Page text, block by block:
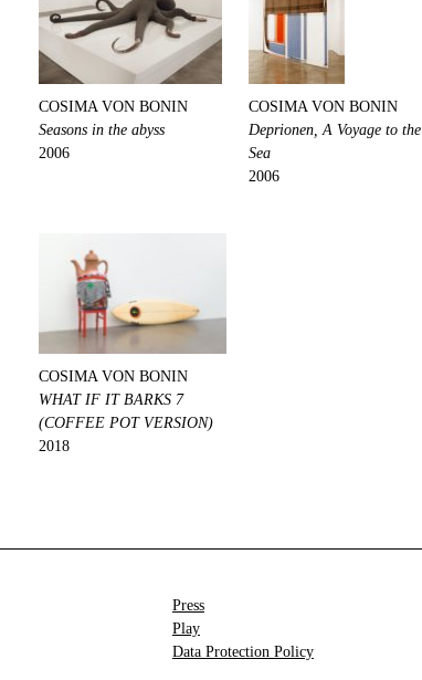
COSIMA VON BONIN
Seasons in the abyss
2006
COSIMA VON BONIN
Deprionen, A Voyage to the
Sea
2006
COSIMA VON BONIN
WHAT IF IT BARKS 7
(COFFEE POT VERSION)
2018
Press
Play
Data Protection Policy